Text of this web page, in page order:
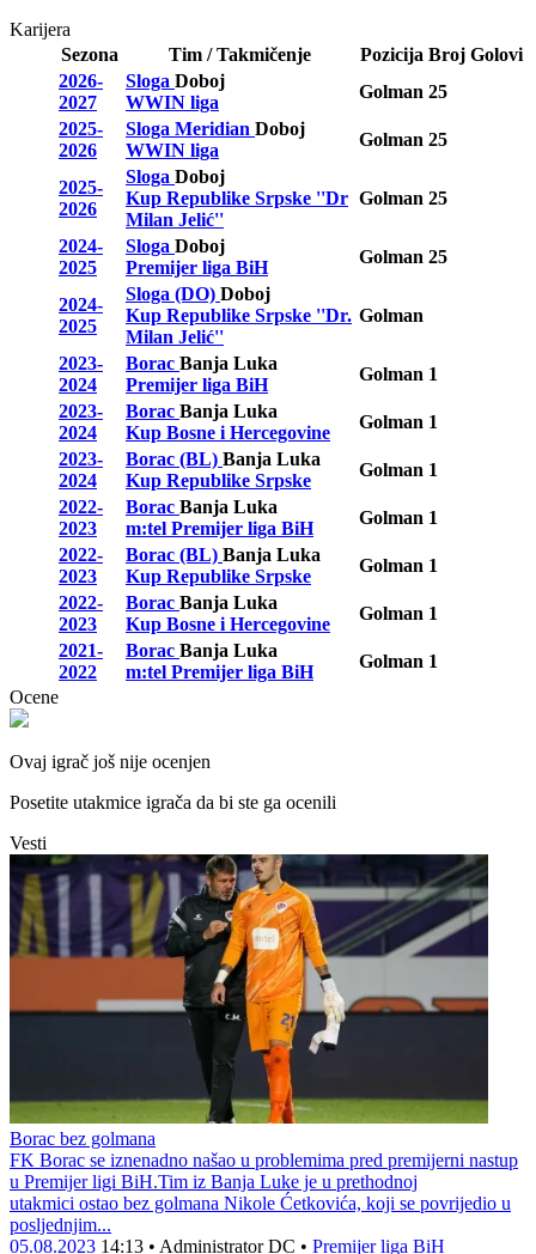
Karijera
Sezona
Tim / Takmičenje Pozicija Broj Golovi
2026-
2027
Sloga Doboj
WWIN liga
Golman 25
2025-
2026
Sloga Meridian Doboj
WWIN liga
Golman 25
2025-
2026
Sloga Doboj
Kup Republike Srpske ''Dr
Milan Jelić''
Golman 25
2024-
2025
Sloga Doboj
Premijer liga BiH
Golman 25
2024-
2025
Sloga (DO) Doboj
Kup Republike Srpske ''Dr.
Milan Jelić''
Golman
2023-
2024
Borac Banja Luka
Premijer liga BiH
Golman 1
2023-
2024
Borac Banja Luka
Kup Bosne i Hercegovine
Golman 1
2023-
2024
Borac (BL) Banja Luka
Kup Republike Srpske
Golman 1
2022-
2023
Borac Banja Luka
m:tel Premijer liga BiH
Golman 1
2022-
2023
Borac (BL) Banja Luka
Kup Republike Srpske
Golman 1
2022-
2023
Borac Banja Luka
Kup Bosne i Hercegovine
Golman 1
2021-
2022
Borac Banja Luka
m:tel Premijer liga BiH
Golman 1
Ocene
Ovaj igrač još nije ocenjen
Posetite utakmice igrača da bi ste ga ocenili
Vesti
Borac bez golmana
FK Borac se iznenadno našao u problemima pred premijerni nastup
u Premijer ligi BiH.Tim iz Banja Luke je u prethodnoj
utakmici ostao bez golmana Nikole Ćetkovića, koji se povrijedio u
posljednjim...
05.08.2023 14:13 • Administrator DC • Premijer liga BiH